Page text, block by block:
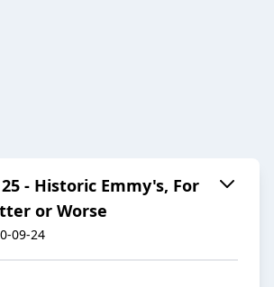
25 - Historic Emmy's, For
or Worse
09-24